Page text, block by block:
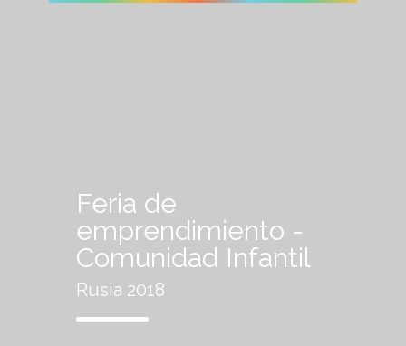
Feria de
emprendimiento -
Comunidad Infantil
Rusia 2018